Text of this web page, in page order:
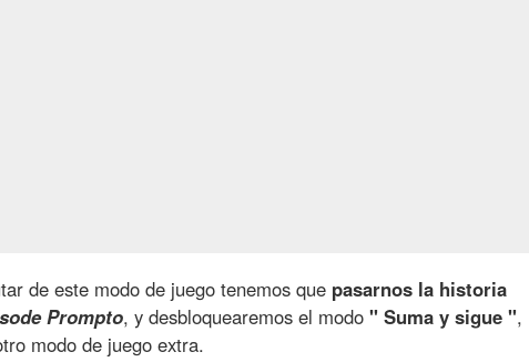
de este modo de juego tenemos que pasarnos la historia
Prompto, y desbloquearemos el modo " Suma y sigue ",
modo de juego extra.